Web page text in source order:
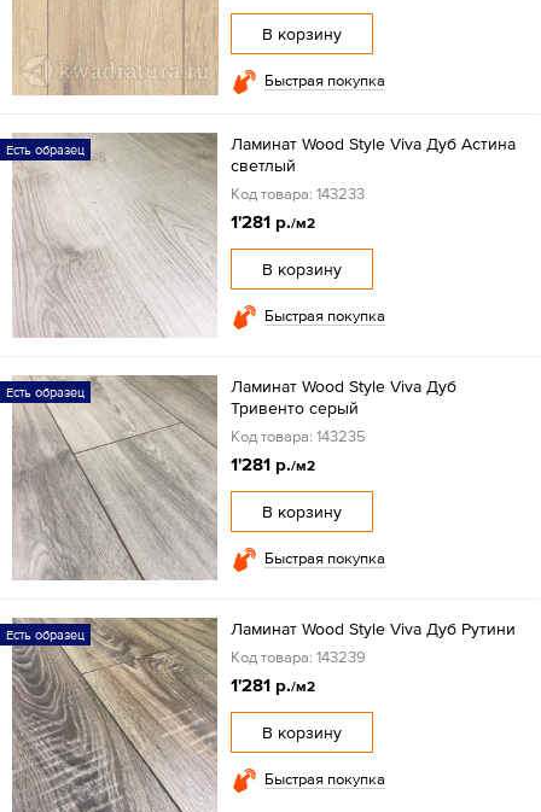
В корзину
Быстрая покупка
Есть образец
Ламинат Wood Style Viva Дуб Астина
светлый
Код товара: 143233
1'281 р./м2
В корзину
Быстрая покупка
Есть образец
Ламинат Wood Style Viva Дуб
Тривенто серый
Код товара: 143235
1'281 р./м2
В корзину
Быстрая покупка
Есть образец Ламинат Wood Style Viva Дуб Рутини
Код товара: 143239
1'281 р./м2
В корзину
Быстрая покупка